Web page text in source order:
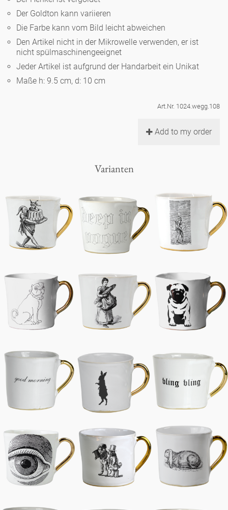
Porzellan
Ozean
Humor
klassische Musiker
zeitgenössische Musiker
Kleine Kaffeetasse 'Glam'
Espressotassen 'Glam'
Runde Teller - weiß
Ovale Teller - weiß
Runde Teller 'de Luxe'
Lange Teller 'de Luxe'
Teekanne
Vasen 'de Luxe'
Vasen
Fressnapf
Goldener Käfig
Korb 'de Luxe'
Schalen 'de Luxe'
Hände und Füße
Bad
Schnickschnack
Räucherstäbchenhalter
Unpraktisch
Spielen
Dies & Das
Besteck
Figuren
Der Goldton kann variieren
Die Farbe kann vom Bild leicht abweichen
Den Artikel nicht in der Mikrowelle verwenden, er ist
nicht spülmaschinengeeignet
Jeder Artikel ist aufgrund der Handarbeit ein Unikat
Maße h: 9.5 cm, d: 10 cm
Art.Nr. 1024.wegg.108
Add to my order
Varianten